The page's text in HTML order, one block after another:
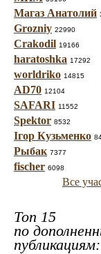
Магаз Анатолий
Grozniy 22990
Crakodil 19166
haratoshka 17292
worldriko 14815
AD70 12104
SAFARI 11552
Spektor 8532
Ігор Кузьменко
Рыбак 7377
fischer 6098
Все
Топ 15
по
публикациям: